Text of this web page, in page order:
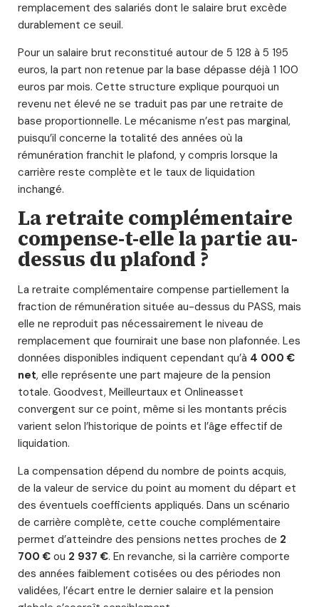
remplacement des salariés dont le salaire brut excède
durablement ce seuil.
Pour un salaire brut reconstitué autour de 5 128 à 5 195
euros, la part non retenue par la base dépasse déjà 1 100
euros par mois. Cette structure explique pourquoi un
revenu net élevé ne se traduit pas par une retraite de
base proportionnelle. Le mécanisme n’est pas marginal,
puisqu’il concerne la totalité des années où la
rémunération franchit le plafond, y compris lorsque la
carrière reste complète et le taux de liquidation
inchangé.
La retraite complémentaire
compense-t-elle la partie au-
dessus du plafond ?
La retraite complémentaire compense partiellement la
fraction de rémunération située au-dessus du PASS, mais
elle ne reproduit pas nécessairement le niveau de
remplacement que fournirait une base non plafonnée. Les
données disponibles indiquent cependant qu’à 4 000 €
net, elle représente une part majeure de la pension
totale. Goodvest, Meilleurtaux et Onlineasset
convergent sur ce point, même si les montants précis
varient selon l’historique de points et l’âge effectif de
liquidation.
La compensation dépend du nombre de points acquis,
de la valeur de service du point au moment du départ et
des éventuels coefficients appliqués. Dans un scénario
de carrière complète, cette couche complémentaire
permet d’atteindre des pensions nettes proches de 2
700 € ou 2 937 €. En revanche, si la carrière comporte
des années faiblement cotisées ou des périodes non
validées, l’écart entre le dernier salaire et la pension